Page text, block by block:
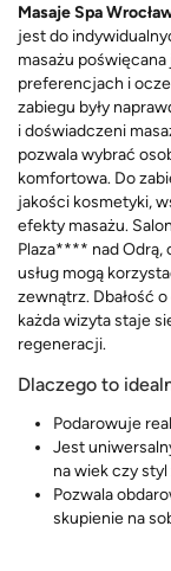
Masaje Spa
jest do
masażu
preferencjach i
zabiegu były
i doświadczeni
pozwala wybrać
komfortowa. Do
jakości kosmetyki,
efekty masażu.
Plaza**** nad Odrą,
usług mogą
zewnątrz. Dbałość
każda wizyta staje
regeneracji.
Dlaczego to
Podarowuje
Jest
na wiek czy styl
Pozwala
skupienie na